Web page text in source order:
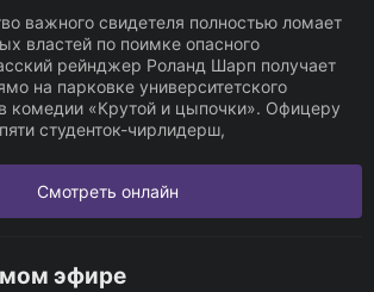
важного свидетеля полностью ломает
властей по поимке опасного
рейнджер Роланд Шарп получает
на парковке университетского
комедии «Крутой и цыпочки». Офицеру
студенток-чирлидерш,
Смотреть онлайн
эфире